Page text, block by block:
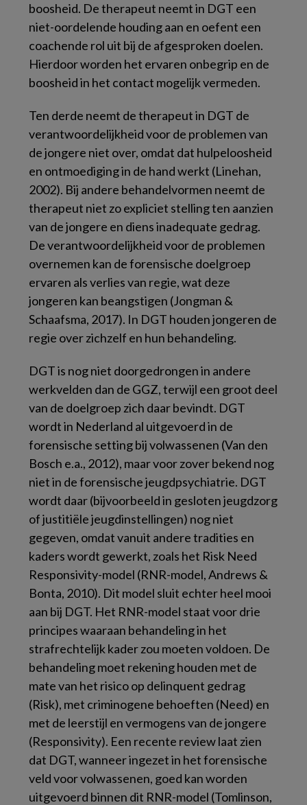
boosheid. De therapeut neemt in DGT een
niet-oordelende houding aan en oefent een
coachende rol uit bij de afgesproken doelen.
Hierdoor worden het ervaren onbegrip en de
boosheid in het contact mogelijk vermeden.
Ten derde neemt de therapeut in DGT de
verantwoordelijkheid voor de problemen van
de jongere niet over, omdat dat hulpeloosheid
en ontmoediging in de hand werkt (Linehan,
2002). Bij andere behandelvormen neemt de
therapeut niet zo expliciet stelling ten aanzien
van de jongere en diens inadequate gedrag.
De verantwoordelijkheid voor de problemen
overnemen kan de forensische doelgroep
ervaren als verlies van regie, wat deze
jongeren kan beangstigen (Jongman &
Schaafsma, 2017). In DGT houden jongeren de
regie over zichzelf en hun behandeling.
DGT is nog niet doorgedrongen in andere
werkvelden dan de GGZ, terwijl een groot deel
van de doelgroep zich daar bevindt. DGT
wordt in Nederland al uitgevoerd in de
forensische setting bij volwassenen (Van den
Bosch e.a., 2012), maar voor zover bekend nog
niet in de forensische jeugdpsychiatrie. DGT
wordt daar (bijvoorbeeld in gesloten jeugdzorg
of justitiële jeugdinstellingen) nog niet
gegeven, omdat vanuit andere tradities en
kaders wordt gewerkt, zoals het Risk Need
Responsivity-model (RNR-model, Andrews &
Bonta, 2010). Dit model sluit echter heel mooi
aan bij DGT. Het RNR-model staat voor drie
principes waaraan behandeling in het
strafrechtelijk kader zou moeten voldoen. De
behandeling moet rekening houden met de
mate van het risico op delinquent gedrag
(Risk), met criminogene behoeften (Need) en
met de leerstijl en vermogens van de jongere
(Responsivity). Een recente review laat zien
dat DGT, wanneer ingezet in het forensische
veld voor volwassenen, goed kan worden
uitgevoerd binnen dit RNR-model (Tomlinson,